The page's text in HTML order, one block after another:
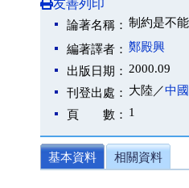
友善列印
論著名稱： 制約是不
編著譯者： 鄭殿興
出版日期： 2000.09
刊登出處： 大陸／中
頁 數： 1
基本資料 相關資料